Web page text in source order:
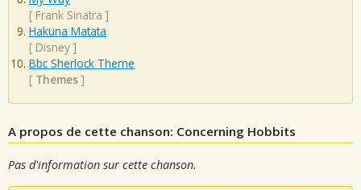
[ Frank Sinatra ]
Hakuna Matata
[ Disney ]
Bbc Sherlock Theme
[ Themes ]
A propos de cette chanson: Concerning Hobbits
Pas d'information sur cette chanson.